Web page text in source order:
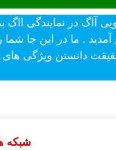
. ما در این جا
دانستن ویژگی های
شبکه